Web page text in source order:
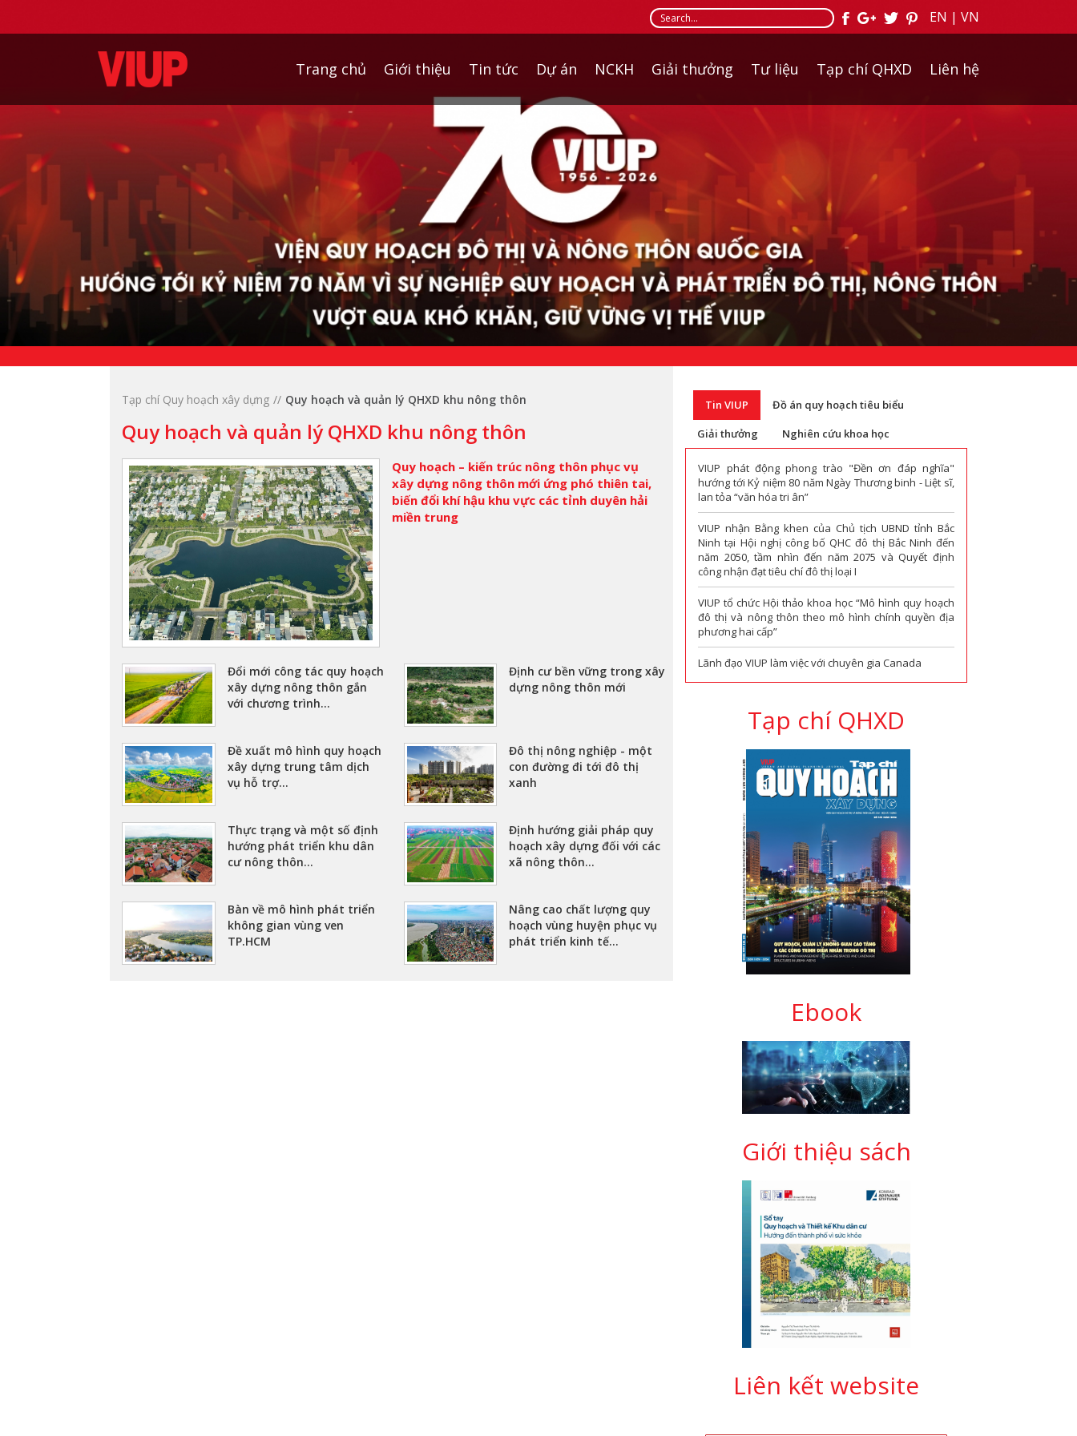
EN | VN
Trang chủ Giới thiệu Tin tức Dự án NCKH Giải thưởng Tư liệu Tạp chí QHXD Liên hệ
Tạp chí Quy hoạch xây dựng Quy hoạch và quản lý QHXD khu nông thôn
Quy hoạch và quản lý QHXD khu nông thôn
Quy hoạch – kiến trúc nông thôn phục vụ
xây dựng nông thôn mới ứng phó thiên tai,
biến đổi khí hậu khu vực các tỉnh duyên hải
miền trung
Đổi mới công tác quy hoạch
xây dựng nông thôn gắn
với chương trình...
Định cư bền vững trong xây
dựng nông thôn mới
Đề xuất mô hình quy hoạch
xây dựng trung tâm dịch
vụ hỗ trợ...
Đô thị nông nghiệp - một
con đường đi tới đô thị
xanh
Thực trạng và một số định
hướng phát triển khu dân
cư nông thôn...
Định hướng giải pháp quy
hoạch xây dựng đối với các
xã nông thôn...
Bàn về mô hình phát triển
không gian vùng ven
TP.HCM
Nâng cao chất lượng quy
hoạch vùng huyện phục vụ
phát triển kinh tế...
Tin VIUP
Đồ án quy hoạch tiêu biểu
Giải thưởng
Nghiên cứu khoa học
VIUP phát động phong trào "Đền ơn đáp nghĩa"
hướng tới Kỷ niệm 80 năm Ngày Thương binh - Liệt sĩ,
lan tỏa “văn hóa tri ân”
VIUP nhận Bằng khen của Chủ tịch UBND tỉnh Bắc
Ninh tại Hội nghị công bố QHC đô thị Bắc Ninh đến
năm 2050, tầm nhìn đến năm 2075 và Quyết định
công nhận đạt tiêu chí đô thị loại I
VIUP tổ chức Hội thảo khoa học “Mô hình quy hoạch
đô thị và nông thôn theo mô hình chính quyền địa
phương hai cấp”
Lãnh đạo VIUP làm việc với chuyên gia Canada
Tạp chí QHXD
Ebook
Giới thiệu sách
Liên kết website